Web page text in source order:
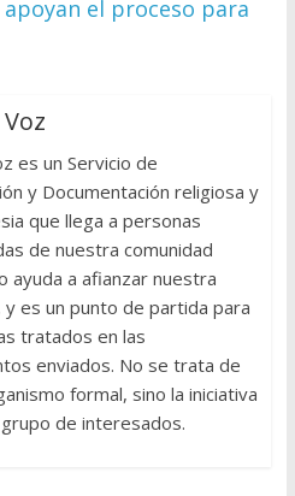
el proceso para
es un Servicio de
y Documentación religiosa y
que llega a personas
de nuestra comunidad
ayuda a afianzar nuestra
es un punto de partida para
tratados en las
enviados. No se trata de
formal, sino la iniciativa
de interesados.